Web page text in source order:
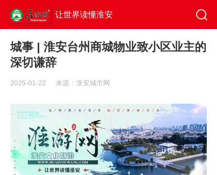
让世界读懂淮安
城事 | 淮安台州商城物业致小区业主的
深切谦辞
2025-01-22 来源：淮安城市网